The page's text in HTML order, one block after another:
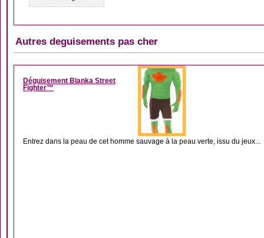
Autres deguisements pas cher
DÉGUISEMENT
Déguisement Blanka Street
Fighter™
Entrez dans la peau de cet homme sauvage à la peau verte, issu du jeux...